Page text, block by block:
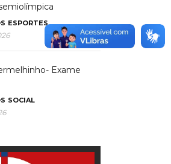
ESPORTES
Exame
SOCIAL